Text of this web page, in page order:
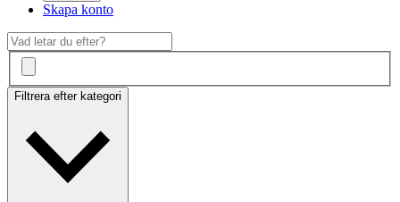
Skapa konto
Filtrera efter kategori